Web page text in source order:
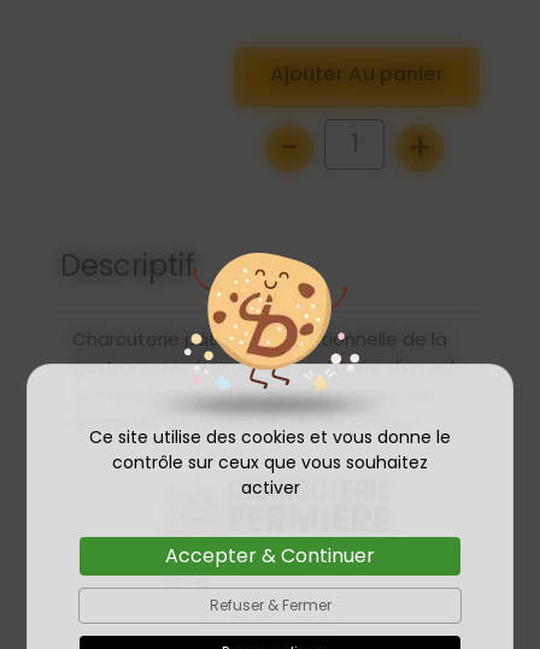
Ce site utilise des cookies et vous donne le
contrôle sur ceux que vous souhaitez
activer
Accepter & Continuer
Refuser & Fermer
Ajouter Au panier
- +
Descriptif
Charcuterie pâtissière traditionnelle de la
gastronomie française constituée d'un vol-
au-vent individuel et de sa garniture aux
quenelles de volaille et dés de jambon.